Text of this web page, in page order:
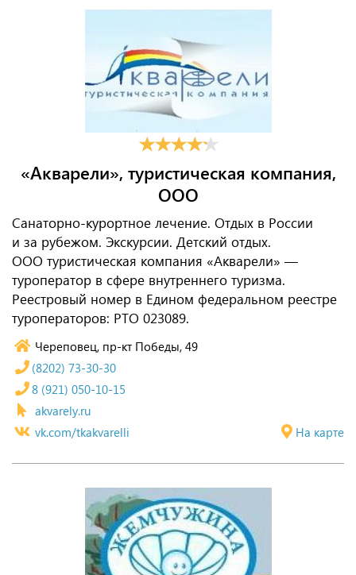
«Акварели», туристическая компания,
ООО
Санаторно-курортное лечение. Отдых в России
и за рубежом. Экскурсии. Детский отдых.
ООО туристическая компания «Акварели» —
туроператор в сфере внутреннего туризма.
Реестровый номер в Едином федеральном реестре
туроператоров: РТО 023089.
Череповец, пр-кт Победы, 49
На карте
(8202) 73-30-30
8 (921) 050-10-15
akvarely.ru
vk.com/tkakvarelli